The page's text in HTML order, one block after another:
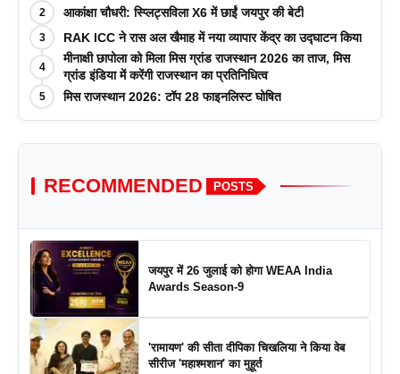
2 आकांक्षा चौधरी: स्प्लिट्सविला X6 में छाईं जयपुर की बेटी
3 RAK ICC ने रास अल खैमाह में नया व्यापार केंद्र का उद्घाटन किया
4
मीनाक्षी छापोला को मिला मिस ग्रांड राजस्थान 2026 का ताज, मिस
ग्रांड इंडिया में करेंगी राजस्थान का प्रतिनिधित्व
5 मिस राजस्थान 2026: टॉप 28 फाइनलिस्ट घोषित
RECOMMENDED POSTS
जयपुर में 26 जुलाई को होगा WEAA India
Awards Season-9
'रामायण' की सीता दीपिका चिखलिया ने किया वेब
सीरीज 'महाश्मशान' का मुहूर्त